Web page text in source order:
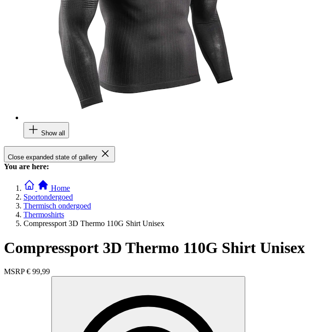
Show all
Close expanded state of gallery
You are here:
Home
Sportondergoed
Thermisch ondergoed
Thermoshirts
Compressport 3D Thermo 110G Shirt Unisex
Compressport 3D Thermo 110G Shirt Unisex
MSRP € 99,99